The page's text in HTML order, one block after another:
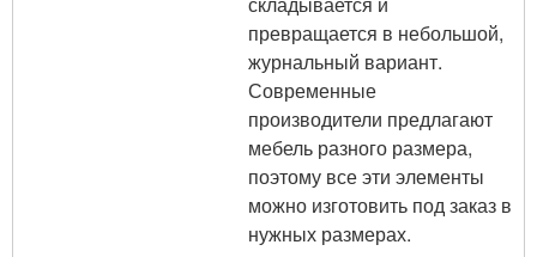
превращается в небольшой,
журнальный вариант.
Современные
производители предлагают
мебель разного размера,
поэтому все эти элементы
можно изготовить под заказ в
нужных размерах.